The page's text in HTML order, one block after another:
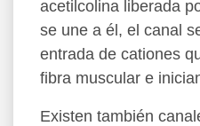
acetilcolina liberada
se une a él, el canal
entrada de cationes
fibra muscular e
Existen también